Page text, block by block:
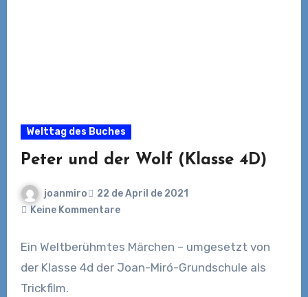
Welttag des Buches
Peter und der Wolf (Klasse 4D)
joanmiro
22 de April de 2021
Keine Kommentare
Ein Weltberühmtes Märchen – umgesetzt von
der Klasse 4d der Joan-Miró-Grundschule als
Trickfilm.